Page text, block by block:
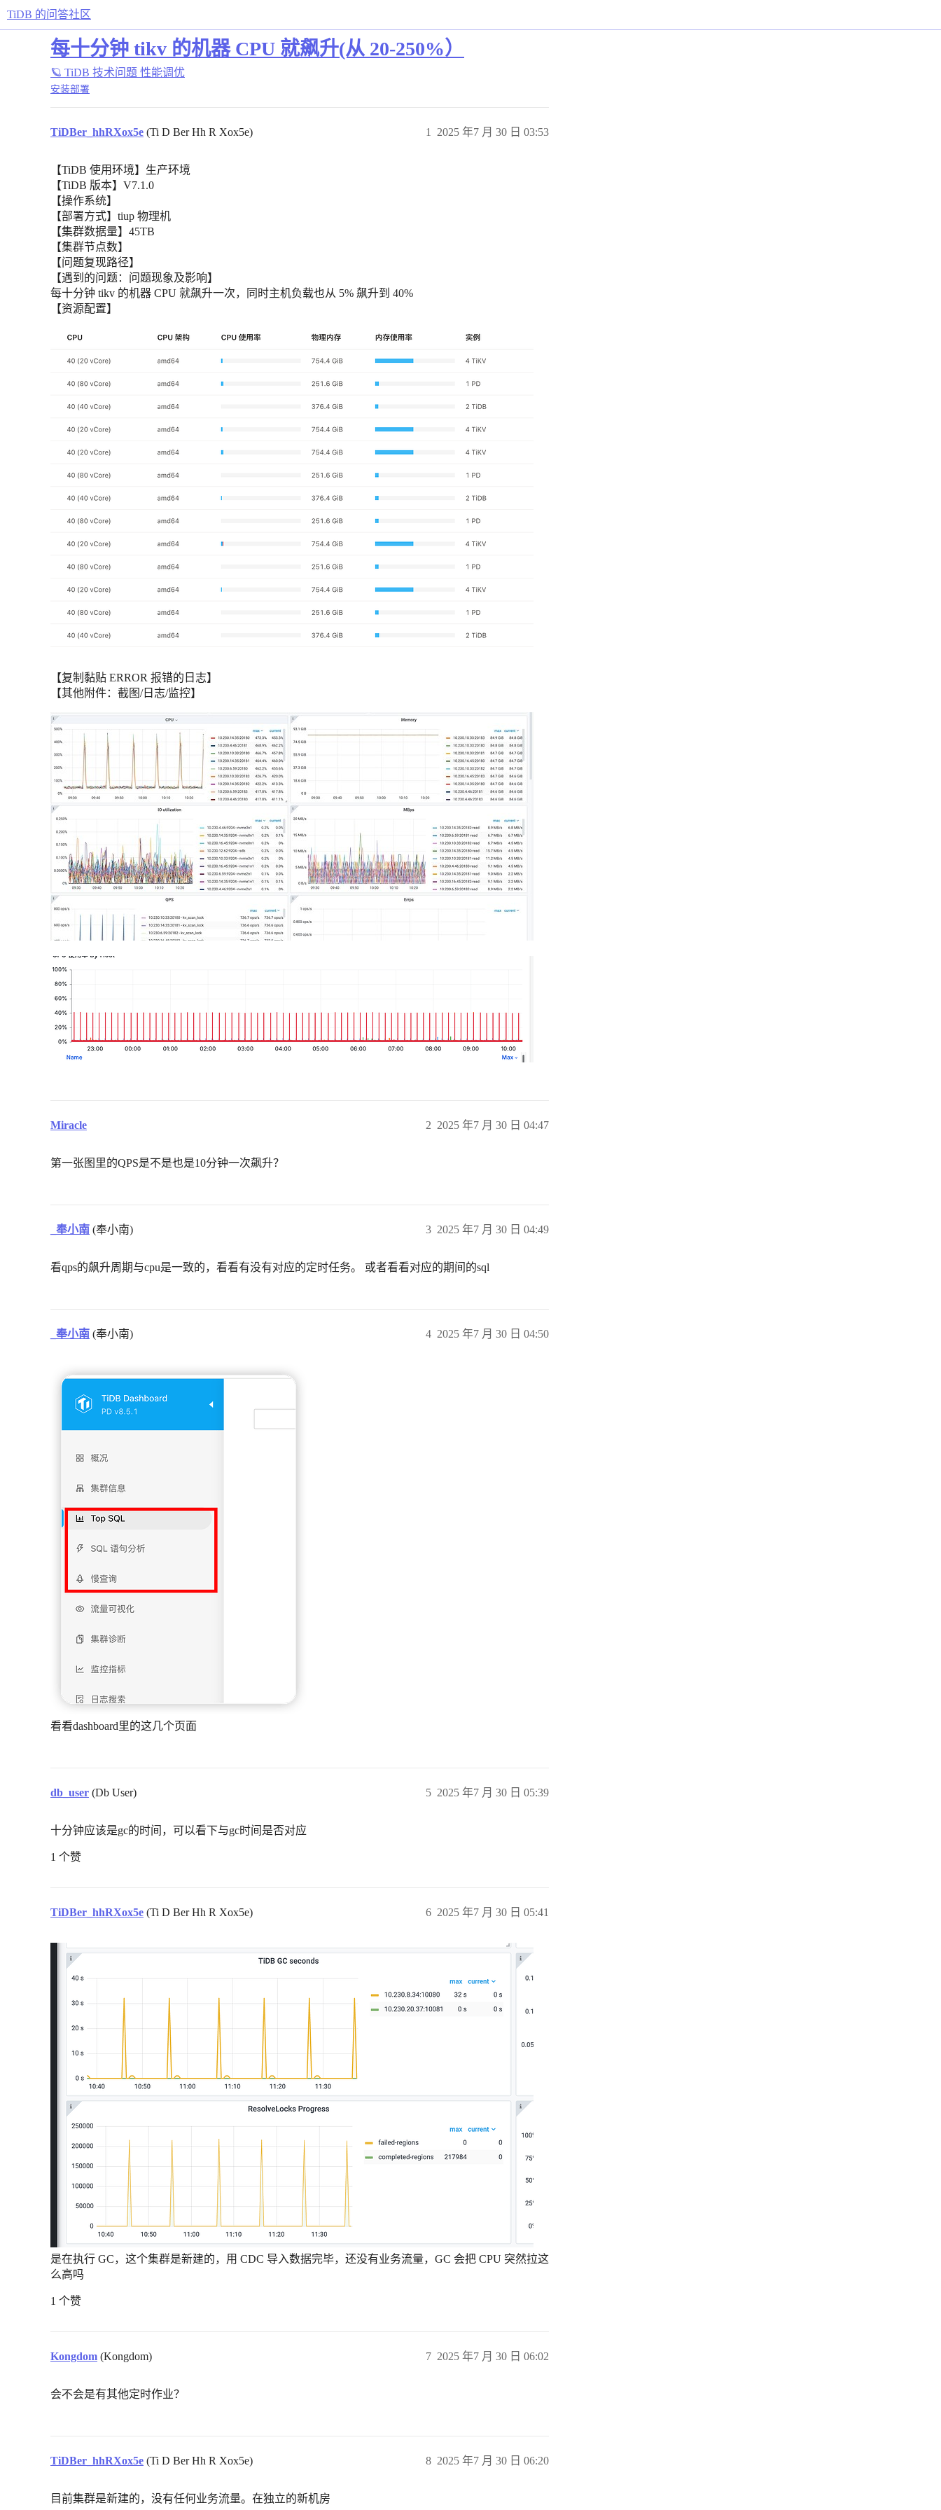
TiDB 的问答社区
每十分钟 tikv 的机器 CPU 就飙升(从 20-250%）
🪐 TiDB 技术问题 性能调优
安装部署
TiDBer_hhRXox5e (Ti D Ber Hh R Xox5e) 2025 年7 月 30 日 03:53
1
【TiDB 使用环境】生产环境
【TiDB 版本】V7.1.0
【操作系统】
【部署方式】tiup 物理机
【集群数据量】45TB
【集群节点数】
【问题复现路径】
【遇到的问题：问题现象及影响】
每十分钟 tikv 的机器 CPU 就飙升一次，同时主机负载也从 5% 飙升到 40%
【资源配置】
【复制黏贴 ERROR 报错的日志】
【其他附件：截图/日志/监控】
Miracle 2025 年7 月 30 日 04:47
2
第一张图里的QPS是不是也是10分钟一次飙升？
_奉小南 (奉小南) 2025 年7 月 30 日 04:49
3
看qps的飙升周期与cpu是一致的，看看有没有对应的定时任务。 或者看看对应的期间的sql
_奉小南 (奉小南) 2025 年7 月 30 日 04:50
4
看看dashboard里的这几个页面
db_user (Db User) 2025 年7 月 30 日 05:39
5
十分钟应该是gc的时间，可以看下与gc时间是否对应
1 个赞
TiDBer_hhRXox5e (Ti D Ber Hh R Xox5e) 2025 年7 月 30 日 05:41
6
是在执行 GC，这个集群是新建的，用 CDC 导入数据完毕，还没有业务流量，GC 会把 CPU 突然拉这
么高吗
1 个赞
Kongdom (Kongdom) 2025 年7 月 30 日 06:02
7
会不会是有其他定时作业？
TiDBer_hhRXox5e (Ti D Ber Hh R Xox5e) 2025 年7 月 30 日 06:20
8
目前集群是新建的，没有任何业务流量。在独立的新机房